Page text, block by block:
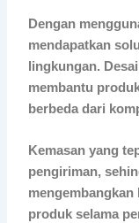
Dengan
mendapatkan
lingkungan.
membantu
berbeda dari
Kemasan yang
pengiriman,
mengembangkan
produk selama